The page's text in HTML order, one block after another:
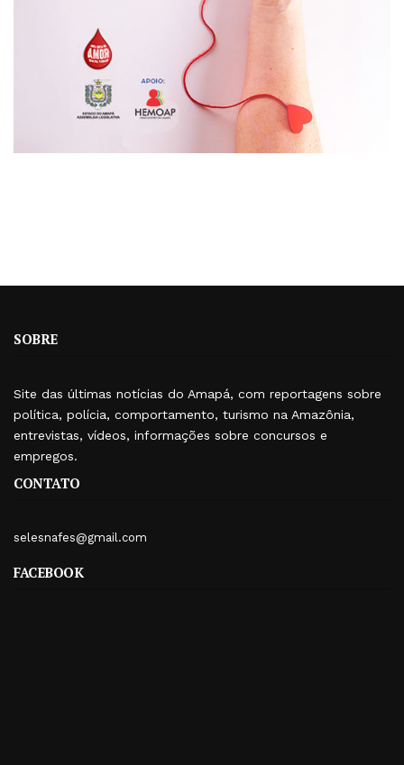
SOBRE
Site das últimas notícias do Amapá, com reportagens sobre
política, polícia, comportamento, turismo na Amazônia,
entrevistas, vídeos, informações sobre concursos e
empregos.
CONTATO
selesnafes@gmail.com
FACEBOOK